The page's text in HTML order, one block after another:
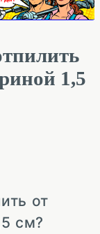
1,5
от
см?